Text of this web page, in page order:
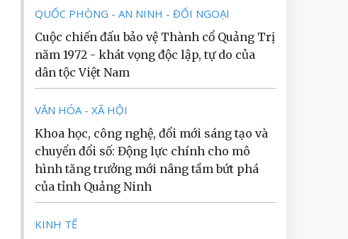
QUỐC PHÒNG - AN NINH - ĐỐI NGOẠI
Cuộc chiến đấu bảo vệ Thành cổ Quảng Trị
năm 1972 - khát vọng độc lập, tự do của
dân tộc Việt Nam
VĂN HÓA - XÃ HỘI
Khoa học, công nghệ, đổi mới sáng tạo và
chuyển đổi số: Động lực chính cho mô
hình tăng trưởng mới nâng tầm bứt phá
của tỉnh Quảng Ninh
KINH TẾ